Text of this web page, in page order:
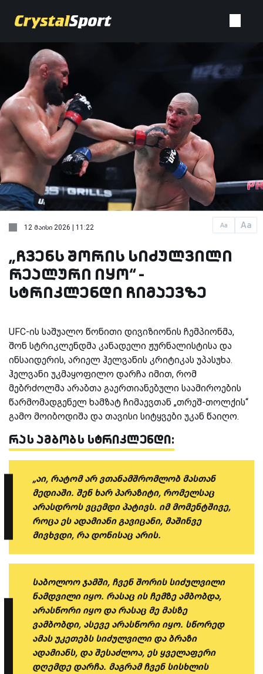
Aa Aa
12 მაისი 2026 | 11:22
„ჩვენს შორის სიძულვილი
რეალური იყო“ -
სტრიკლენდი ჩიმაევზე
UFC-ის საშუალო წონითი დივიზიონის ჩემპიონმა,
შონ სტრიკლენდმა კანადელი ჟურნალისტისა და
ინსაიდერის, არიელ ჰელვანის კრიტიკას უპასუხა.
ჰელვანი უკმაყოფილო დარჩა იმით, რომ
მებრძოლმა არაბთა გაერთიანებული საამიროების
წარმომადგენელ ხამზატ ჩიმაევთან „თრეშ-თოლქის“
გამო მოიბოდიშა და თავისი სიტყვები უკან წაიღო.
რას ამბობს სტრიკლენდი:
„აი, რატომ არ ვთანამშრომლობ მასთან
მედიაში. შენ ხარ პარაზიტი, რომელსაც
არასდროს ვცემდი პატივს. იმ მომენტშივე,
როცა ეს ადამიანი გავიცანი, მაშინვე
მივხვდი, რა დონისაც არის.
საბოლოო ჯამში, ჩვენ შორის სიძულვილი
ნამდვილი იყო. რასაც ის ჩემზე ამბობდა,
არასწორი იყო და რასაც მე მასზე
ვამბობდი, ასევე არასწორი იყო. სწორედ
ამას უკეთებს სიძულვილი და ბრაზი
ადამიანს, და შესაძლოა, ეს ყველაფერი
დღემდე დარჩა. მაგრამ ჩვენ სისხლის